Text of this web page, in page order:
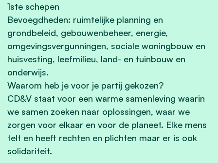
1ste schepen
Bevoegdheden: ruimtelijke planning en
grondbeleid, gebouwenbeheer, energie,
omgevingsvergunningen, sociale woningbouw en
huisvesting, leefmilieu, land- en tuinbouw en
onderwijs.
Waarom heb je voor je partij gekozen?
CD&V staat voor een warme samenleving waarin
we samen zoeken naar oplossingen, waar we
zorgen voor elkaar en voor de planeet. Elke mens
telt en heeft rechten en plichten maar er is ook
solidariteit.